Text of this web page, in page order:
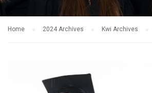
Home 2024 Archives Kwi Archives